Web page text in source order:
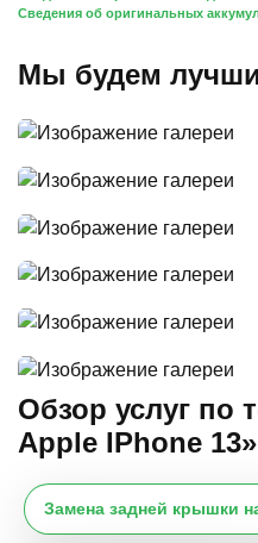
Сведения об оригинальных
Мы будем
Обзор услуг по
Apple IPhone 13»
Замена задней крышки